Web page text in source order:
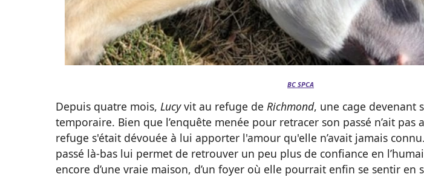
BC SPCA
Depuis quatre mois, Lucyvit au refuge de Richmond, une cage devenant
temporaire. Bien que l’enquête menée pour retracer son passé n’ait pas
refuge s'était dévouée à lui apporter l'amour qu'elle n’avait jamais
passé là-bas lui permet de retrouver un peu plus de confiance en
encore d’une vraie maison, d’un foyer où elle pourrait enfin se sentir en